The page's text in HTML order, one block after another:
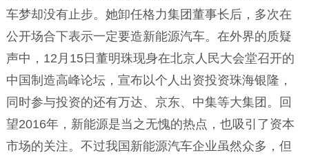
车梦却没有止步。她卸任格力集团董事长后，多次在
公开场合下表示一定要造新能源汽车。在外界的质疑
声中，12月15日董明珠现身在北京人民大会堂召开的
中国制造高峰论坛，宣布以个人出资投资珠海银隆，
同时参与投资的还有万达、京东、中集等大集团。回
望2016年，新能源是当之无愧的热点，也吸引了资本
市场的关注。不过我国新能源汽车企业虽然众多，但